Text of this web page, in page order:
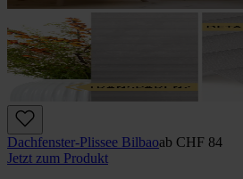
Dachfenster-Plissee Bilbaoab CHF 84
Jetzt zum Produkt